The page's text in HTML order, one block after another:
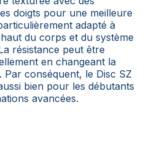
doigts pour une meilleure
adapté à
du corps et du système
résistance peut être
en changeant la
Par conséquent, le Disc SZ
bien pour les débutants
avancées.